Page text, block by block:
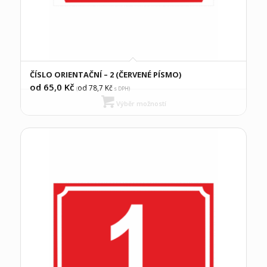
ČÍSLO ORIENTAČNÍ – 2 (ČERVENÉ PÍSMO)
od 65,0 Kč (od 78,7 Kčs DPH)
Výběr možností